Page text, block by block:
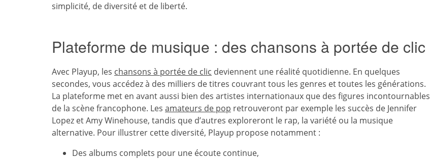
simplicité, de diversité et de liberté.
Plateforme de musique : des chansons à portée de clic
Avec Playup, les chansons à portée de clic deviennent une réalité quotidienne. En quelques
secondes, vous accédez à des milliers de titres couvrant tous les genres et toutes les générations.
La plateforme met en avant aussi bien des artistes internationaux que des figures incontournables
de la scène francophone. Les amateurs de pop retrouveront par exemple les succès de Jennifer
Lopez et Amy Winehouse, tandis que d’autres exploreront le rap, la variété ou la musique
alternative. Pour illustrer cette diversité, Playup propose notamment :
Des albums complets pour une écoute continue,